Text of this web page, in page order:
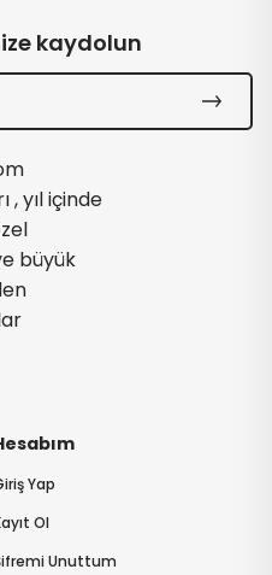
Yap
Ol
Unuttum
kaydolun
, yıl içinde
büyük